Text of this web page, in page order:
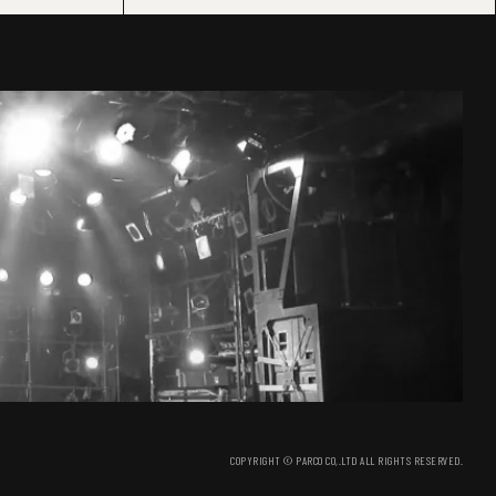
COPYRIGHT © PARCO CO,.LTD ALL RIGHTS RESERVED.